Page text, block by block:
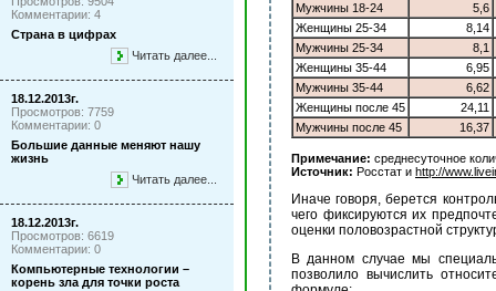
Комментарии: 4
Страна в цифрах
Читать далее...
18.12.2013г.
Просмотров: 7759
Комментарии: 0
Большие данные меняют нашу
жизнь
Читать далее...
18.12.2013г.
Просмотров: 6619
Комментарии: 0
Компьютерные технологии –
корень зла для точки роста
Мужчины 18-24
5,6
Женщины 25-34
8,14
Мужчины 25-34
8,1
Женщины 35-44
6,95
Мужчины 35-44
6,62
Женщины после 45
24,11
Мужчины после 45
16,37
Примечание: среднесуточное
Источник: Росстат и http://
Иначе говоря, берется
чего фиксируются их
оценки половозрастной
В данном случае мы
позволило вычислить